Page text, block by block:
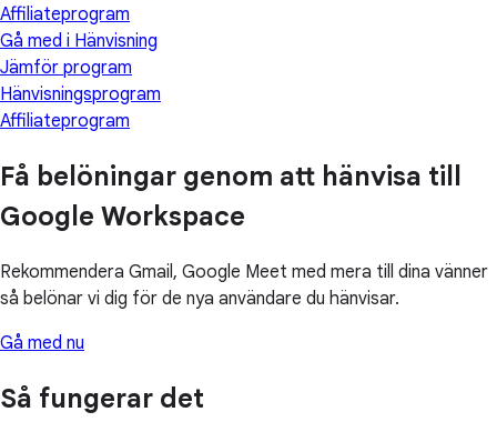
Affiliateprogram
Gå med i Hänvisning
Jämför program
Hänvisningsprogram
Affiliateprogram
Få belöningar genom att hänvisa till
Google Workspace
Rekommendera Gmail, Google Meet med mera till dina vänner
så belönar vi dig för de nya användare du hänvisar.
Gå med nu
Så fungerar det